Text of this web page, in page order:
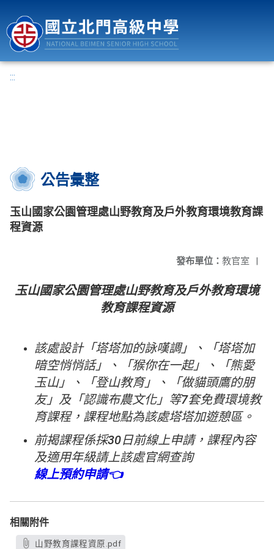
:::
公告彙整
玉山國家公園管理處山野教育及戶外教育環境教育課
程資源
發布單位： 教官室 |
玉山國家公園管理處山野教育及戶外教育環境
教育課程資源
該處設計「塔塔加的詠嘆調」、「塔塔加
暗空悄悄話」、「猴你在一起」、「熊愛
玉山」、「登山教育」、「做貓頭鷹的朋
友」及「認識布農文化」等7套免費環境教
育課程，課程地點為該處塔塔加遊憩區。
前揭課程係採30日前線上申請，課程內容
及適用年級請上該處官網查詢
線上預約申請👈
相關附件
山野教育課程資原.pdf